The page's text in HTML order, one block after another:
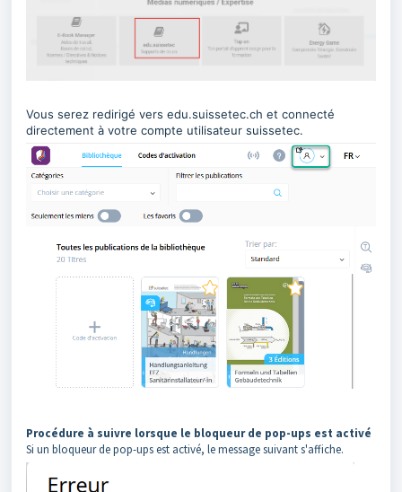
Vous serez redirigé vers edu.suissetec.ch et connecté
directement à votre compte utilisateur suissetec.
Procédure à suivre lorsque le bloqueur de pop-ups est activé
Si un bloqueur de pop-ups est activé, le message suivant s'affiche.